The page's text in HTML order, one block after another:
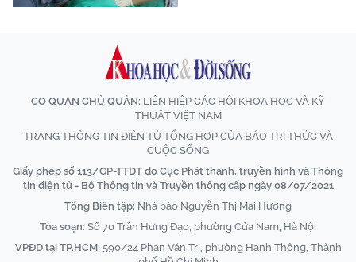
CƠ QUAN CHỦ QUẢN: LIÊN HIỆP CÁC HỘI KHOA HỌC VÀ KỸ
THUẬT VIỆT NAM
TRANG THÔNG TIN ĐIỆN TỬ TỔNG HỢP CỦA BÁO TRI THỨC VÀ
CUỘC SỐNG
Giấy phép số 113/GP-TTĐT do Cục Phát thanh, truyền hình và Thông
tin điện tử - Bộ Thông tin và Truyền thông cấp ngày 08/07/2021
Tổng Biên tập: Nhà báo Nguyễn Thị Mai Hương
Tòa soạn: Số 70 Trần Hưng Đạo, phường Cửa Nam, Hà Nội
VPĐD tại TP.HCM: 590/24 Phan Văn Trị, phường Hạnh Thông, Thành